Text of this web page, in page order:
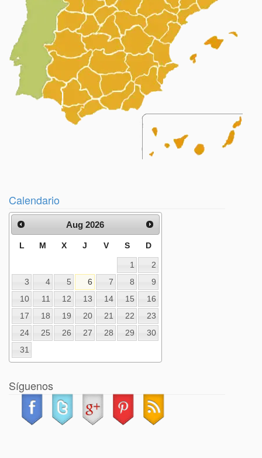
Calendario
Aug 2026
L M X J V S D
1
2
3
4 5 6 7 8
9
10
11 12 13 14 15
16
17
18 19 20 21 22
23
24
25 26 27 28 29
30
31
Síguenos